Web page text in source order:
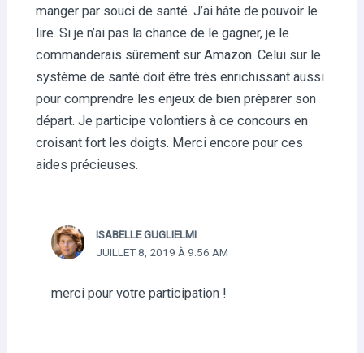
manger par souci de santé. J’ai hâte de pouvoir le
lire. Si je n’ai pas la chance de le gagner, je le
commanderais sûrement sur Amazon. Celui sur le
système de santé doit être très enrichissant aussi
pour comprendre les enjeux de bien préparer son
départ. Je participe volontiers à ce concours en
croisant fort les doigts. Merci encore pour ces
aides précieuses.
ISABELLE GUGLIELMI
JUILLET 8, 2019 À 9:56 AM
merci pour votre participation !